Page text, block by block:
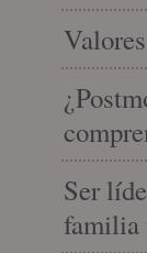
Ser
familia